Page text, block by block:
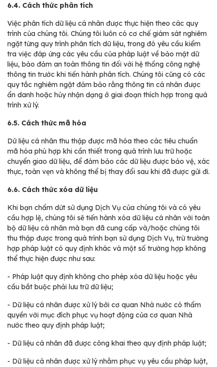
6.4. Cách thức phân tích
Việc phân tích dữ liệu cá nhân được thực hiện theo các quy
trình của chúng tôi. Chúng tôi luôn có cơ chế giám sát nghiêm
ngặt từng quy trình phân tích dữ liệu, trong đó yêu cầu kiểm
tra việc đáp ứng các yêu cầu của pháp luật về bảo mật dữ
liệu, bảo đảm an toàn thông tin đối với hệ thống công nghệ
thông tin trước khi tiến hành phân tích. Chúng tôi cũng có các
quy tắc nghiêm ngặt đảm bảo rằng thông tin cá nhân được
ẩn danh hoặc hủy nhận dạng ở giai đoạn thích hợp trong quá
trình xử lý.
6.5. Cách thức mã hóa
Dữ liệu cá nhân thu thập được mã hóa theo các tiêu chuẩn
mã hóa phù hợp khi cần thiết trong quá trình lưu trữ hoặc
chuyển giao dữ liệu, để đảm bảo các dữ liệu được bảo vệ, xác
thực, toàn vẹn và không thể bị thay đổi sau khi đã được gửi đi.
6.6. Cách thức xóa dữ liệu
Khi bạn chấm dứt sử dụng Dịch Vụ của chúng tôi và có yêu
cầu hợp lệ, chúng tôi sẽ tiến hành xóa dữ liệu cá nhân với toàn
bộ dữ liệu cá nhân mà bạn đã cung cấp và/hoặc chúng tôi
thu thập được trong quá trình bạn sử dụng Dịch Vụ, trừ trường
hợp pháp luật có quy định khác và một số trường hợp không
thể thực hiện được như sau:
- Pháp luật quy định không cho phép xóa dữ liệu hoặc yêu
cầu bắt buộc phải lưu trữ dữ liệu;
- Dữ liệu cá nhân được xử lý bởi cơ quan Nhà nước có thẩm
quyền với mục đích phục vụ hoạt động của cơ quan Nhà
nước theo quy định pháp luật;
- Dữ liệu cá nhân đã được công khai theo quy định pháp luật;
- Dữ liệu cá nhân được xử lý nhằm phục vụ yêu cầu pháp luật,